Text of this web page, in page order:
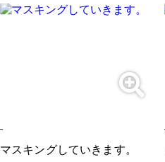
マスキングしていきます。